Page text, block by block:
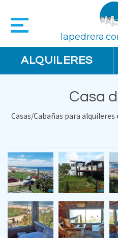
ALQUILERES
Casa
Casas/Cabañas para